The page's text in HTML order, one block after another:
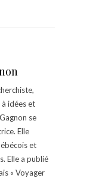
à idées et
se
Elle
et
Elle a publié
« Voyager